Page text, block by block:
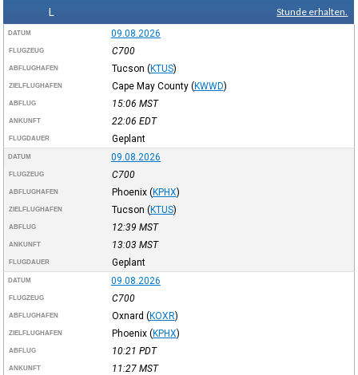
L
Stunde erhalten.
DATUM 09.08.2026
FLUGZEUG C700
ABFLUGHAFEN Tucson (KTUS)
ZIELFLUGHAFEN Cape May County (KWWD)
ABFLUG 15:06 MST
ANKUNFT 22:06 EDT
FLUGDAUER Geplant
DATUM 09.08.2026
FLUGZEUG C700
ABFLUGHAFEN Phoenix (KPHX)
ZIELFLUGHAFEN Tucson (KTUS)
ABFLUG 12:39 MST
ANKUNFT 13:03 MST
FLUGDAUER Geplant
DATUM 09.08.2026
FLUGZEUG C700
ABFLUGHAFEN Oxnard (KOXR)
ZIELFLUGHAFEN Phoenix (KPHX)
ABFLUG 10:21 PDT
ANKUNFT 11:27 MST